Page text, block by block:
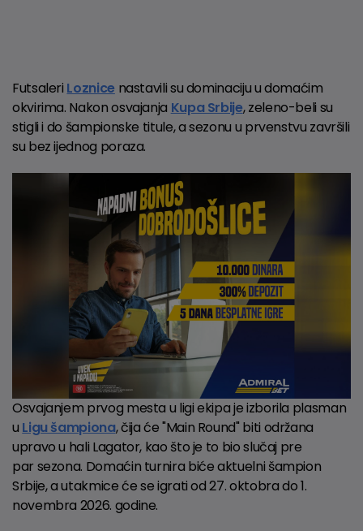
Futsaleri Loznice nastavili su dominaciju u domaćim
okvirima. Nakon osvajanja Kupa Srbije, zeleno-beli su
stigli i do šampionske titule, a sezonu u prvenstvu završili
su bez ijednog poraza.
Osvajanjem prvog mesta u ligi ekipa je izborila plasman
u Ligu šampiona, čija će "Main Round" biti održana
upravo u hali Lagator, kao što je to bio slučaj pre
par sezona. Domaćin turnira biće aktuelni šampion
Srbije, a utakmice će se igrati od 27. oktobra do 1.
novembra 2026. godine.